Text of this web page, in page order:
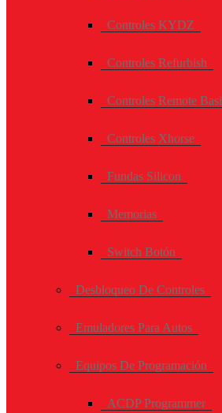
Controles KYDZ
Controles Refurbish
Controles Remote
Controles Xhorse
Fundas Silicon
Memorias
Switch Botón
Desbloqueo De Controles
Emuladores Para Autos
Equipos De Programación
ACDP Programmer